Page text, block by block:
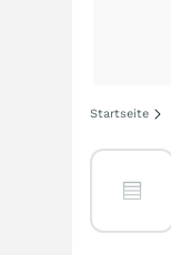
Startseite